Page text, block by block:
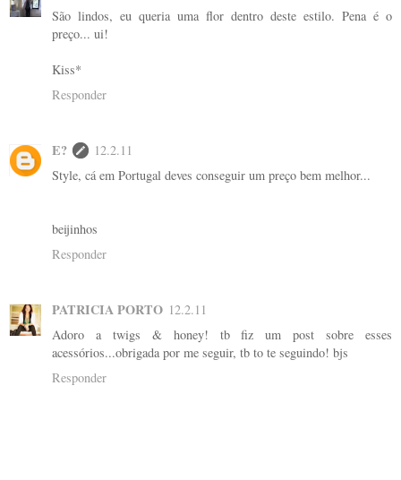
São lindos, eu queria uma flor dentro deste estilo. Pena é o
preço... ui!
Kiss*
Responder
E?
12.2.11
Style, cá em Portugal deves conseguir um preço bem melhor...
beijinhos
Responder
PATRICIA PORTO 12.2.11
Adoro a twigs & honey! tb fiz um post sobre esses
acessórios...obrigada por me seguir, tb to te seguindo! bjs
Responder